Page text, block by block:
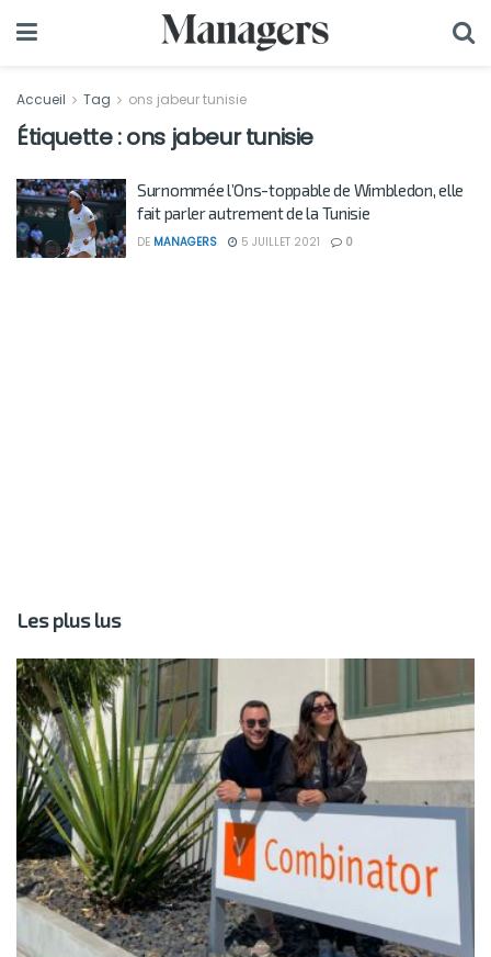
Accueil Tag ons jabeur tunisie
Étiquette :ons jabeur tunisie
Surnommée l’Ons-toppable de Wimbledon, elle
fait parler autrement de la Tunisie
DE MANAGERS 5 JUILLET 2021 0
Les plus lus